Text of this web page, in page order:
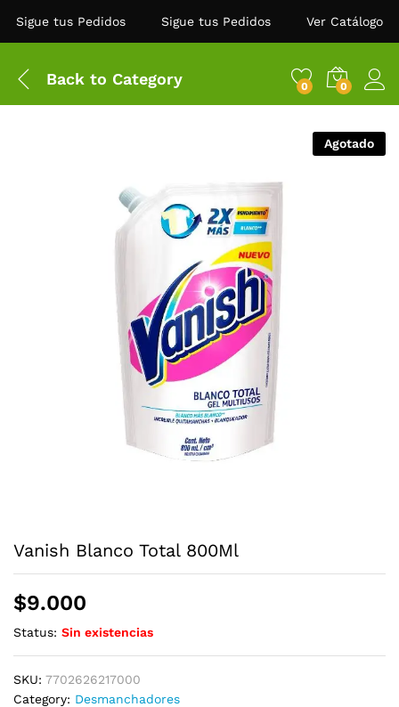
Sigue tus Pedidos Sigue tus Pedidos Ver Catálogo
Back to Category 0 0
Agotado
Vanish Blanco Total 800Ml
$9.000
Status: Sin existencias
SKU: 7702626217000
Category: Desmanchadores